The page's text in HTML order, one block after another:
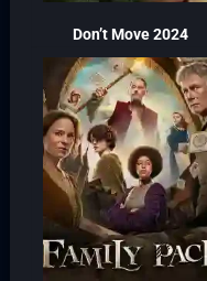
Don’t Move 2024